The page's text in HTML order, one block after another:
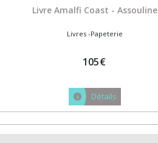
Livre Amalfi Coast - Assouline
Livres -Papeterie
105€
Détails